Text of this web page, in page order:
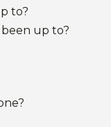
to?
up to?